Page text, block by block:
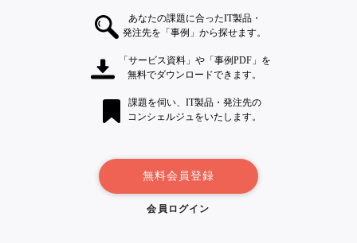
あなたの課題に合ったIT製品・
発注先を「事例」から探せます。
「サービス資料」や「事例PDF」を
無料でダウンロードできます。
課題を伺い、IT製品・発注先の
コンシェルジュをいたします。
無料会員登録
会員ログイン